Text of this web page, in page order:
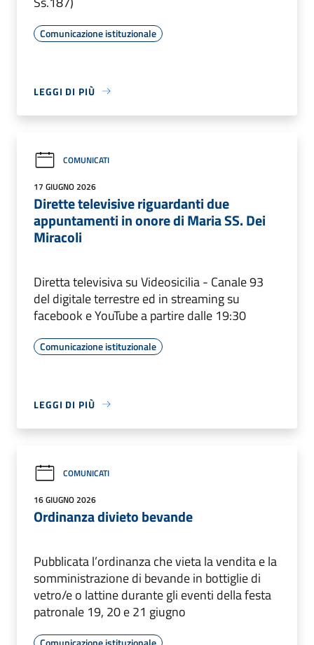
Comunicazione istituzionale
LEGGI DI PIÙ
COMUNICATI
17 GIUGNO 2026
Dirette televisive riguardanti due
appuntamenti in onore di Maria SS. Dei
Miracoli
Diretta televisiva su Videosicilia - Canale 93
del digitale terrestre ed in streaming su
facebook e YouTube a partire dalle 19:30
Comunicazione istituzionale
LEGGI DI PIÙ
COMUNICATI
16 GIUGNO 2026
Ordinanza divieto bevande
Pubblicata l’ordinanza che vieta la vendita e la
somministrazione di bevande in bottiglie di
vetro/e o lattine durante gli eventi della festa
patronale 19, 20 e 21 giugno